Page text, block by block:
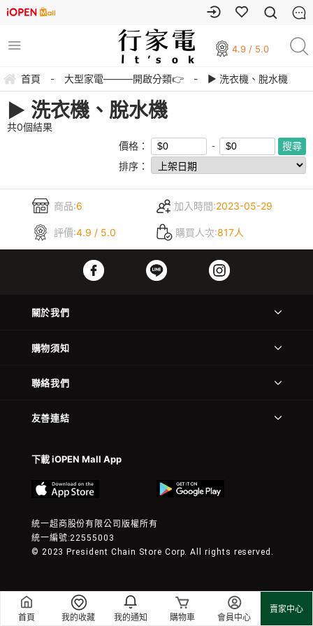
首頁 我的收藏 我的通知 購物車 會員中心
賣家中心
4.9 / 5.0
首頁 - 大型家電———開啟分類👉 - ▶︎ 洗衣機、脫水機
▶︎ 洗衣機、脫水機
共0個結果
價格：
排序：
商品:6 加入時間:2023-05-29
評價:4.9 / 5.0 購買人次:817人
關於我們
購物須知
聯絡我們
友善連結
下載 iOPEN Mall App
統一超商股份有限公司版權所有
統一編號:22555003
© 2023 President Chain Store Corp. All rights reserved.